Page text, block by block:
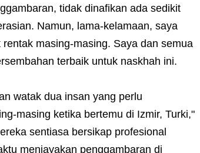
tidak dinafikan ada sedikit
Namun, lama-kelamaan, saya
masing-masing. Saya dan semua
terbaik untuk naskhah ini.
watak dua insan yang perlu
masing ketika bertemu di Izmir, Turki,"
sentiasa bersikap profesional
menjayakan penggambaran di